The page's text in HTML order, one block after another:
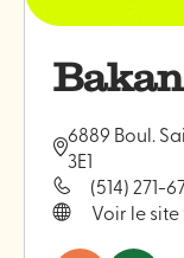
6889 Boul.
3E1
(514) 271-
Voir le